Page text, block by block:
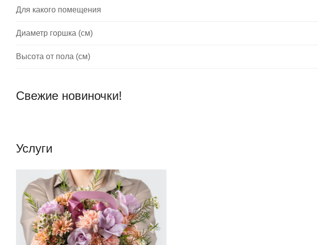
Для какого помещения
Диаметр горшка (см)
Высота от пола (см)
Свежие новиночки!
Услуги